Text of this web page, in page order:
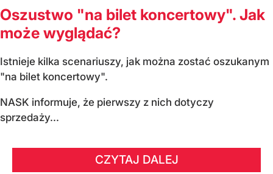
Oszustwo "na bilet koncertowy". Jak
może wyglądać?
Istnieje kilka scenariuszy, jak można zostać oszukanym
"na bilet koncertowy".
NASK informuje, że pierwszy z nich dotyczy
sprzedaży...
CZYTAJ DALEJ